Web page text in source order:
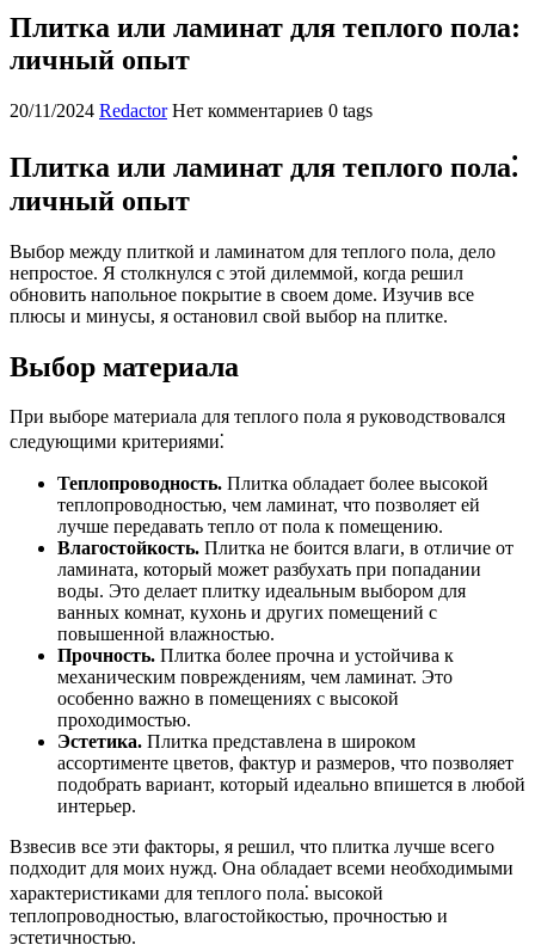
Плитка или ламинат для теплого пола:
личный опыт
20/11/2024 Redactor Нет комментариев 0 tags
Плитка или ламинат для теплого пола⁚
личный опыт
Выбор между плиткой и ламинатом для теплого пола, дело
непростое. Я столкнулся с этой дилеммой, когда решил
обновить напольное покрытие в своем доме. Изучив все
плюсы и минусы, я остановил свой выбор на плитке.
Выбор материала
При выборе материала для теплого пола я руководствовался
следующими критериями⁚
Теплопроводность. Плитка обладает более высокой
теплопроводностью, чем ламинат, что позволяет ей
лучше передавать тепло от пола к помещению.
Влагостойкость. Плитка не боится влаги, в отличие от
ламината, который может разбухать при попадании
воды. Это делает плитку идеальным выбором для
ванных комнат, кухонь и других помещений с
повышенной влажностью.
Прочность. Плитка более прочна и устойчива к
механическим повреждениям, чем ламинат. Это
особенно важно в помещениях с высокой
проходимостью.
Эстетика. Плитка представлена в широком
ассортименте цветов, фактур и размеров, что позволяет
подобрать вариант, который идеально впишется в любой
интерьер.
Взвесив все эти факторы, я решил, что плитка лучше всего
подходит для моих нужд. Она обладает всеми необходимыми
характеристиками для теплого пола⁚ высокой
теплопроводностью, влагостойкостью, прочностью и
эстетичностью.